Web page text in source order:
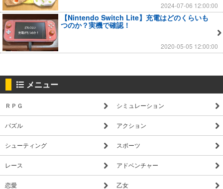
2024-07-06 12:00:00
【Nintendo Switch Lite】充電はどのくらいも
つのか？実機で確認！
2020-05-05 12:00:00
メニュー
ＲＰＧ シミュレーション
パズル アクション
シューティング スポーツ
レース アドベンチャー
恋愛 乙女